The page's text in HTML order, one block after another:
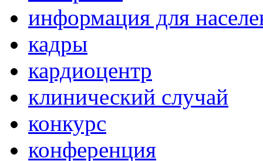
информация для
кадры
кардиоцентр
клинический случай
конкурс
конференция